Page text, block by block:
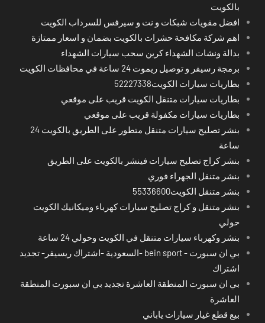
بالكويت
افضل مقويات شبكات و نت و سيرفس للسرداب الكويت
اهم شركة مكافحة حشرات بالكويت بضمان و اسعار ممتازة
بدالة ونشات الشهداء كرين سحب سيارات الشهداء
برمجة رسيفر و توصيل ريموت 24 ساعة في محافظات الكويت
بطاريات سيارات الكويت52227338
بطاريات سيارات متنقل الكويت قريب على موقعي
بطاريات سيارات مكفولة قريب على موقعي
بنشر تصليح سيارات متنقل متطور على الطريق بالكويت 24
ساعة
بنشر كراج تصليح سيارات فينشر بالكويت على الطريق
بنشر متنقل الجهراء فوري
بنشر متنقل الكويت55336600
بنشر متنقل و كراج تصليح سيارات كهرباء وميكانيك الكويت
حولي
بنشر وكهرباء سيارات متنقل في الكويت وحولي 24 ساعة
بي ان سبورت - bein sport -السعودية -اشتراك ريسيفر- تجديد
اشتراك
بي ان سبورت المنطقة العاشرة تجديد بي ان سبورت المنطقة
العاشرة
بيع قطع غيار سيارات ياباني